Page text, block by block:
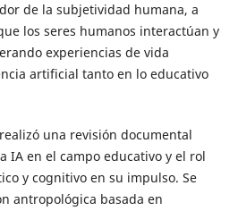
de la subjetividad humana, a
los seres humanos interactúan y
experiencias de vida
artificial tanto en lo educativo
una revisión documental
IA en el campo educativo y el rol
y cognitivo en su impulso. Se
antropológica basada en